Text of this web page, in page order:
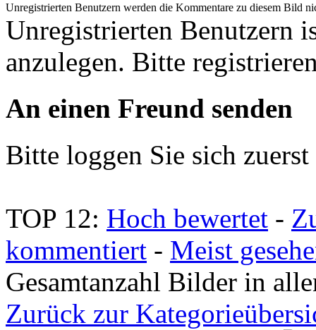
Unregistrierten Benutzern werden die Kommentare zu diesem Bild
Unregistrierten Benutzern
anzulegen. Bitte
An einen Freund senden
Bitte loggen Sie sich
TOP 12: Hoch bewertet -
kommentiert - Meist
Gesamtanzahl Bilder in
Zurück zur